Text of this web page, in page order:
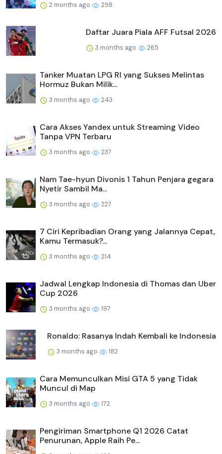
2 months ago 298
Daftar Juara Piala AFF Futsal 2026
3 months ago 265
Tanker Muatan LPG RI yang Sukses Melintas
Hormuz Bukan Milik...
3 months ago 243
Cara Akses Yandex untuk Streaming Video
Tanpa VPN Terbaru
3 months ago 237
Nam Tae-hyun Divonis 1 Tahun Penjara gegara
Nyetir Sambil Ma...
3 months ago 227
7 Ciri Kepribadian Orang yang Jalannya Cepat,
Kamu Termasuk?...
3 months ago 214
Jadwal Lengkap Indonesia di Thomas dan Uber
Cup 2026
3 months ago 197
Ronaldo: Rasanya Indah Kembali ke Indonesia
3 months ago 182
Cara Memunculkan Misi GTA 5 yang Tidak
Muncul di Map
3 months ago 172
Pengiriman Smartphone Q1 2026 Catat
Penurunan, Apple Raih Pe...